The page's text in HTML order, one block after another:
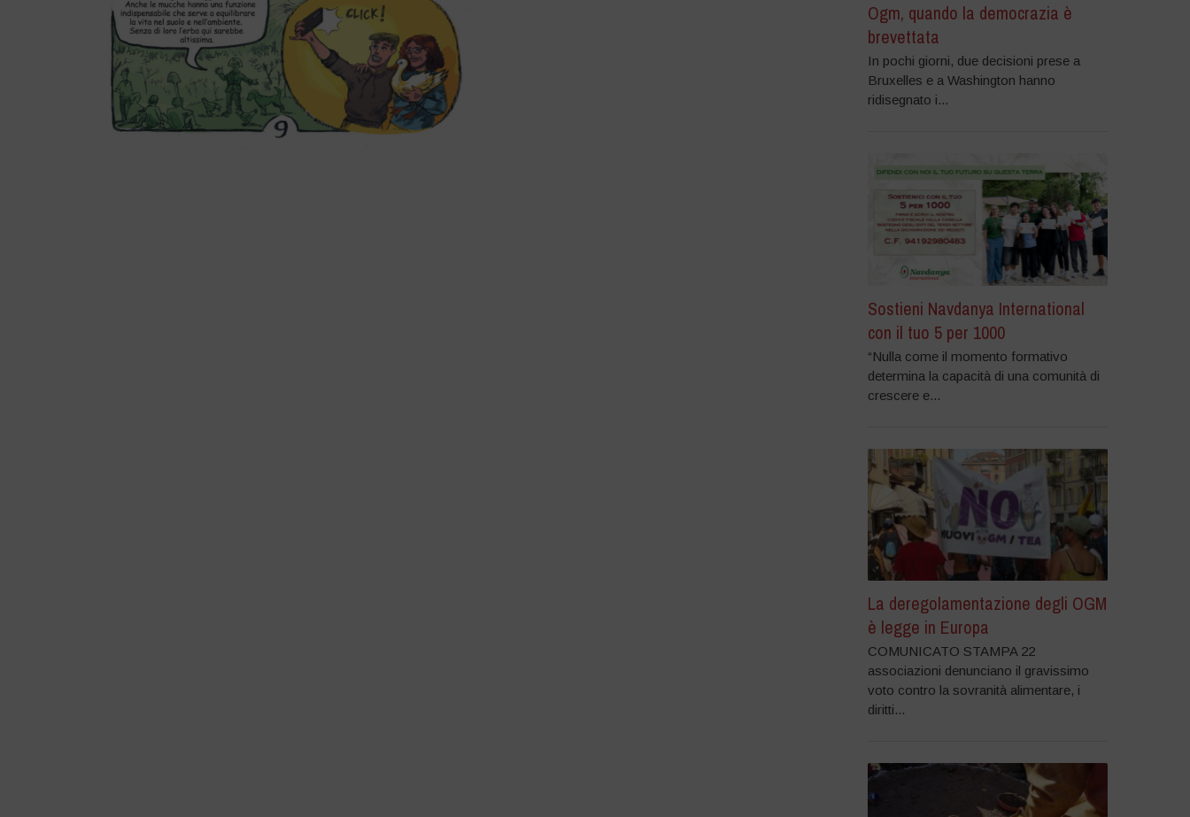
Ogm, quando la democrazia è
brevettata
In pochi giorni, due decisioni prese a
Bruxelles e a Washington hanno
ridisegnato i...
Sostieni Navdanya International
con il tuo 5 per 1000
“Nulla come il momento formativo
determina la capacità di una comunità di
crescere e...
La deregolamentazione degli OGM
è legge in Europa
COMUNICATO STAMPA 22
associazioni denunciano il gravissimo
voto contro la sovranità alimentare, i
diritti...